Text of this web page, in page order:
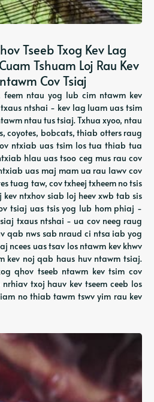
Tseeb Txog Kev Lag
Tshuam Loj Rau Kev
Cov Tsiaj
ntau yog lub cim ntawm kev
ntshai - kev lag luam uas tsim
ntau tus tsiaj. Txhua xyoo, ntau
coyotes, bobcats, thiab otters raug
ntxiab uas tsim los tua thiab tua
hlau uas tsoo ceg mus rau cov
uas maj mam ua rau lawv cov
tuag taw, cov txheej txheem no tsis
ntxhov siab loj heev xwb tab sis
tsiaj uas tsis yog lub hom phiaj -
txaus ntshai - ua cov neeg raug
qab nws sab nraud ci ntsa iab yog
ncees uas tsav los ntawm kev khwv
kev noj qab haus huv ntawm tsiaj.
qhov tseeb ntawm kev tsim cov
txoj hauv kev tseem ceeb los
no thiab tawm tswv yim rau kev